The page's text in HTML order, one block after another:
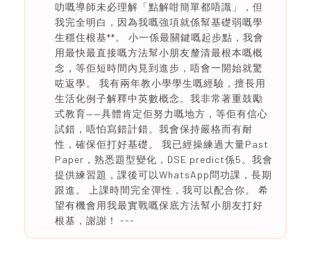
叻嘅導師未必理解「點解咁簡單都唔識」，但
我完全明白，因為我嘅強項就係幫基礎弱嘅學
生穩住根基**。 小一係最關鍵嘅起步點，我會
用最快最直接嘅方法幫小朋友釐清最根本嘅概
念，等佢短時間內見到進步，唔會一開始就驚
咗返學。 我有兩年教小學學生嘅經驗，擅長用
生活化例子解釋中英數概念。我非常著重鼓勵
式教育——具體肯定佢努力嘅地方，等佢有信心
試錯，唔怕寫錯計錯。我會保持嚴格而有耐
性，確保佢打好基礎。 我已經操練過大量Past
Paper，熟悉題型變化，DSE predict係5。我會
提供練習題，課後可以WhatsApp問功課，長期
跟進。 上課時間完全彈性，我可以配合你。 希
望有機會用我最實戰嘅保底方法幫小朋友打好
根基，謝謝！ ---